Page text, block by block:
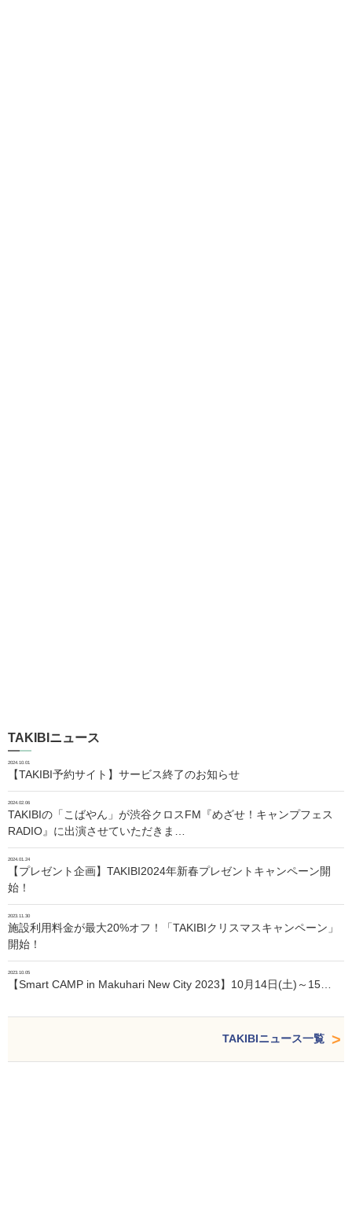
TAKIBIニュース
2024.10.01
【TAKIBI予約サイト】サービス終了のお知らせ
2024.02.06
TAKIBIの「こばやん」が渋谷クロスFM『めざせ！キャンプフェス
RADIO』に出演させていただきま…
2024.01.24
【プレゼント企画】TAKIBI2024年新春プレゼントキャンペーン開
始！
2023.11.30
施設利用料金が最大20%オフ！「TAKIBIクリスマスキャンペーン」
開始！
2023.10.05
【Smart CAMP in Makuhari New City 2023】10月14日(土)～15…
TAKIBIニュース一覧